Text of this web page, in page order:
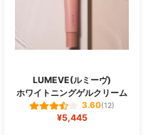
LUMEVE(ルミーヴ)
ホワイトニングゲルクリーム
3.60(12)
¥5,445